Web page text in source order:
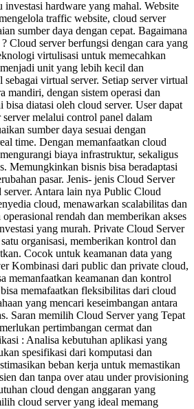
investasi hardware yang mahal. Website
traffic website, cloud server
sumber daya dengan cepat. Bagaimana
Cloud server berfungsi dengan cara yang
virtulisasi untuk memecahkan
unit yang lebih kecil dan
virtual server. Setiap server virtual
mandiri, dengan sistem operasi dan
bisa diatasi oleh cloud server. User dapat
server melalui control panel dalam
sumber daya sesuai dengan
time. Dengan memanfaatkan cloud
biaya infrastruktur, sekaligus
Memungkinkan bisnis bisa beradaptasi
pasar. Jenis- jenis Cloud Server
server. Antara lain nya Public Cloud
cloud, menawarkan scalabilitas dan
rendah dan memberikan akses
yang murah. Private Cloud Server
organisasi, memberikan kontrol dan
Cocok untuk keamanan data yang
Kombinasi dari public dan private cloud,
memanfaatkan keamanan dan kontrol
memafaatkan fleksibilitas dari cloud
yang mencari keseimbangan antara
Saran memilih Cloud Server yang Tepat
pertimbangan cermat dan
: Analisa kebutuhan aplikasi yang
spesifikasi dari komputasi dan
beban kerja untuk memastikan
dan tanpa over atau under provisioning
cloud dengan anggaran yang
cloud server yang ideal memang